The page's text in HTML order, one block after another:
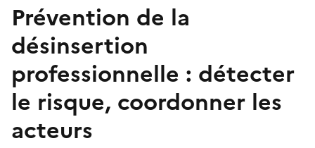
Prévention de la
désinsertion
professionnelle : détecter
le risque, coordonner les
acteurs